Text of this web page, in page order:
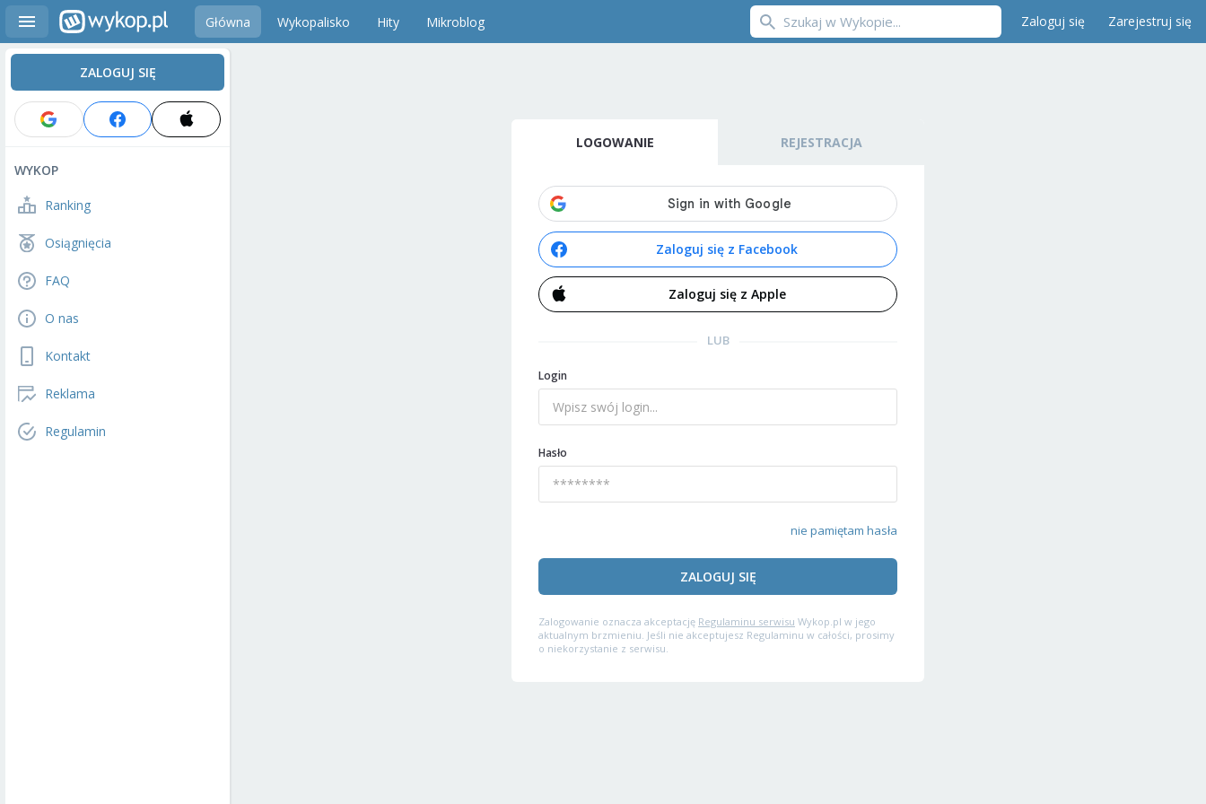
Główna Wykopalisko Hity Mikroblog Zaloguj się Zarejestruj się
ZALOGUJ SIĘ
WYKOP
Ranking
Osiągnięcia
FAQ
O nas
Kontakt
Reklama
Regulamin
LOGOWANIE REJESTRACJA
Zaloguj się z Facebook
Zaloguj się z Apple
LUB
Login
Hasło
nie pamiętam hasła
ZALOGUJ SIĘ
Zalogowanie oznacza akceptację Regulaminu serwisu Wykop.pl w jego
aktualnym brzmieniu. Jeśli nie akceptujesz Regulaminu w całości, prosimy
o niekorzystanie z serwisu.